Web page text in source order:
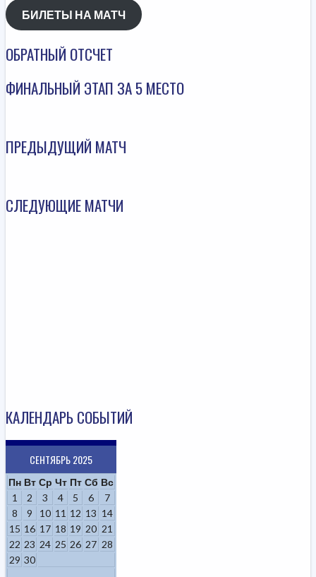
БИЛЕТЫ НА МАТЧ
ОБРАТНЫЙ ОТСЧЕТ
ФИНАЛЬНЫЙ ЭТАП ЗА 5 МЕСТО
ПРЕДЫДУЩИЙ МАТЧ
СЛЕДУЮЩИЕ МАТЧИ
КАЛЕНДАРЬ СОБЫТИЙ
СЕНТЯБРЬ 2025
Пн Вт Ср Чт Пт Сб Вс
1
2 3 4 5 6
7
8
9 10 11 12 13 14
15 16 17 18 19 20 21
22 23 24 25 26 27 28
29 30